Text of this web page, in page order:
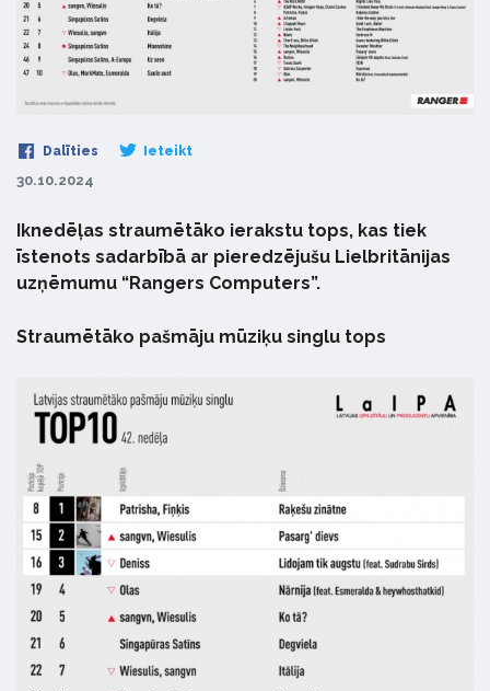
Dalīties Ieteikt
30.10.2024
Iknedēļas straumētāko ierakstu tops, kas tiek
īstenots sadarbībā ar pieredzējušu Lielbritānijas
uzņēmumu “Rangers Computers”.
Straumētāko pašmāju mūziķu singlu tops